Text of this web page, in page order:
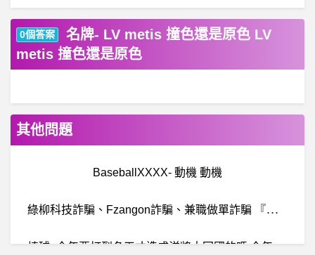
0個答案
名牌- LV metis 撞色還是原色 LV
metis 撞色還是原色
其他問題
BaseballXXXX- 動機 動機
綠
柳科技詐騙、Fzangon詐騙、兼職做單詐騙 『通報』
棒
球- 今年要打到冬天才造成洋將大回國的嗎 今年要打到冬天才造成洋將大回國的嗎